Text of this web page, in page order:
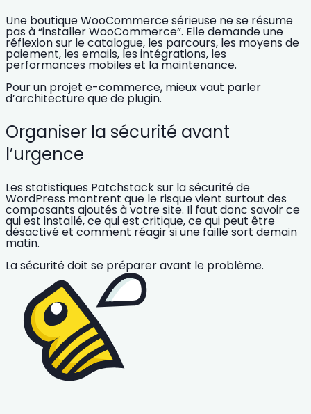
Une boutique WooCommerce sérieuse ne se résume
pas à “installer WooCommerce”. Elle demande une
réflexion sur le catalogue, les parcours, les moyens de
paiement, les emails, les intégrations, les
performances mobiles et la maintenance.
Pour un projet e-commerce, mieux vaut parler
d’architecture que de plugin.
Organiser la sécurité avant
l’urgence
Les statistiques Patchstack sur la sécurité de
WordPress montrent que le risque vient surtout des
composants ajoutés à votre site. Il faut donc savoir ce
qui est installé, ce qui est critique, ce qui peut être
désactivé et comment réagir si une faille sort demain
matin.
La sécurité doit se préparer avant le problème.